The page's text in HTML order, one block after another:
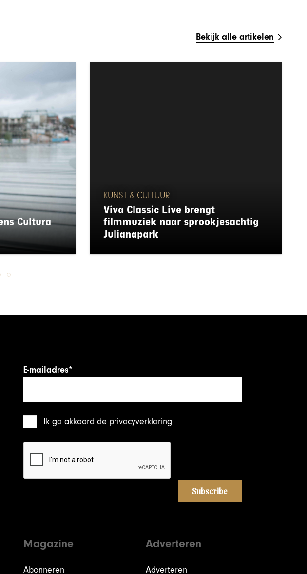
Bekijk alle artikelen
Cultura
KUNST & CULTUUR
Viva Classic Live brengt
filmmuziek naar sprookjesachtig
Julianapark
E-mailadres*
Ik ga akkoord de privacyverklaring.
Magazine
Abonneren
Adverteren
Adverteren